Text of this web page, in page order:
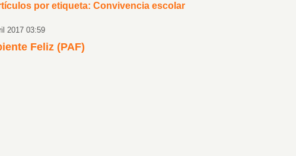
por etiqueta: Convivencia escolar
2017 03:59
Feliz (PAF)